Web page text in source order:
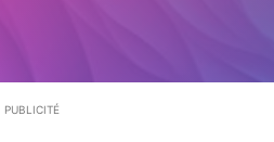
PUBLICITÉ